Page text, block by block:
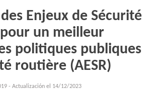
Enjeux de Sécurité
un meilleur
politiques publiques
routière (AESR)
- Actualización el 14/12/2023